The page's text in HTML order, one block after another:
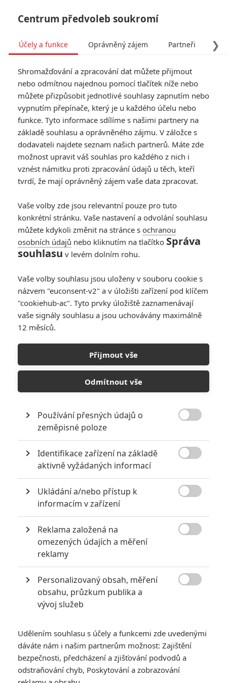
Mistryně: V české vztahové
novince početí není hračka
Napsal:Michal Janoušek - (Rudmen), 07.07.2026 11:10
KOMENTÁŘE 0
PŘIDAT NOVÝ KOMENTÁŘ
Pro psaní komentářů, se přihlašte.
RECENZE FILMŮ
10
narůžovo
5
Recenze: Záhada strašidelného
zámku úroveň štědrovečerních
pohádek nepozvedla
8 Recenze: Občanská válka
6
Recenze: Godzilla x Kong: Nové
impérium
8 Recenze: Opičí muž
POSLEDNÍ KOMENTOVANÉ
3 ČLÁNEK | 01.08.2026 16:40
Marvel nečekaně zrušil již schválené pokračování
433FILM | 01.08.2026 07:11
1ČLÁNEK | 30.07.2026 20:14
Děti krve a kostí: Regulérní trailer představuje akční fantasy
dobrodružství s vůní Afriky
1
Centrum předvoleb soukromí
❯
Účely a funkce Oprávněný zájem Partneři
Shromažďování a zpracování dat můžete přijmout
nebo odmítnou najednou pomocí tlačítek níže nebo
můžete přizpůsobit jednotlivé souhlasy zapnutím nebo
vypnutím přepínače, který je u každého účelu nebo
funkce. Tyto informace sdílíme s našimi partnery na
základě souhlasu a oprávněného zájmu. V záložce s
dodavateli najdete seznam našich partnerů. Máte zde
možnost upravit váš souhlas pro každého z nich i
vznést námitku proti zpracování údajů u těch, kteří
tvrdí, že mají oprávněný zájem vaše data zpracovat.
Vaše volby zde jsou relevantní pouze pro tuto
konkrétní stránku. Vaše nastavení a odvolání souhlasu
můžete kdykoli změnit na stránce s ochranou
osobních údajů nebo kliknutím na tlačítko Správa
souhlasu v levém dolním rohu.
Vaše volby souhlasu jsou uloženy v souboru cookie s
názvem "euconsent-v2" a v úložišti zařízení pod klíčem
"cookiehub-ac". Tyto prvky úložiště zaznamenávají
vaše signály souhlasu a jsou uchovávány maximálně
12 měsíců.
Přijmout vše
Odmítnout vše
Používání přesných údajů o
zeměpisné poloze
Identifikace zařízení na základě
aktivně vyžádaných informací
Ukládání a/nebo přístup k
informacím v zařízení
Reklama založená na
omezených údajích a měření
reklamy
Personalizovaný obsah, měření
obsahu, průzkum publika a
vývoj služeb
Udělením souhlasu s účely a funkcemi zde uvedenými
dáváte nám i našim partnerům možnost: Zajištění
bezpečnosti, předcházení a zjišťování podvodů a
odstraňování chyb, Poskytování a zobrazování